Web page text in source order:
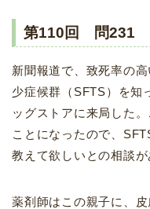
第110回 問231
新聞報道で、致死率の
少症候群（SFTS）を知
ッグストアに来局した
ことになったので、
教えて欲しいとの相談が
薬剤師はこの親子に、